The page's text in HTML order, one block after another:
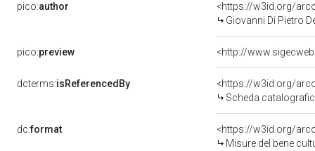
pico:author
<https://w3id.org/
Giovanni Di Pietro
pico:preview <http://
dcterms:isReferencedBy
<https://w3id.org/
Scheda
dc:format
<https://w3id.org/
Misure del bene